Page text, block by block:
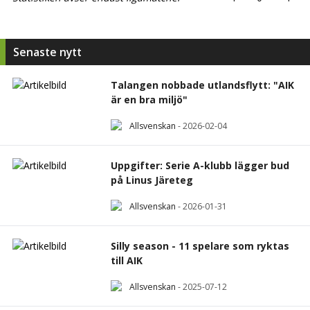
Senaste nytt
Talangen nobbade utlandsflytt: "AIK
är en bra miljö"
Allsvenskan -2026-02-04
Uppgifter: Serie A-klubb lägger bud
på Linus Järeteg
Allsvenskan -2026-01-31
Silly season - 11 spelare som ryktas
till AIK
Allsvenskan -2025-07-12